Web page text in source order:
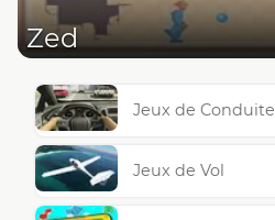
Zed
Jeux de Conduite
Jeux de Vol